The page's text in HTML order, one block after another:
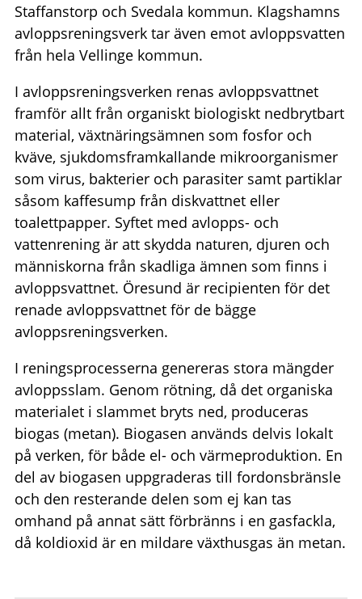
Staffanstorp och Svedala kommun. Klagshamns
avloppsreningsverk tar även emot avloppsvatten
från hela Vellinge kommun.
I avloppsreningsverken renas avloppsvattnet
framför allt från organiskt biologiskt nedbrytbart
material, växtnäringsämnen som fosfor och
kväve, sjukdomsframkallande mikroorganismer
som virus, bakterier och parasiter samt partiklar
såsom kaffesump från diskvattnet eller
toalettpapper. Syftet med avlopps- och
vattenrening är att skydda naturen, djuren och
människorna från skadliga ämnen som finns i
avloppsvattnet. Öresund är recipienten för det
renade avloppsvattnet för de bägge
avloppsreningsverken.
I reningsprocesserna genereras stora mängder
avloppsslam. Genom rötning, då det organiska
materialet i slammet bryts ned, produceras
biogas (metan). Biogasen används delvis lokalt
på verken, för både el- och värmeproduktion. En
del av biogasen uppgraderas till fordonsbränsle
och den resterande delen som ej kan tas
omhand på annat sätt förbränns i en gasfackla,
då koldioxid är en mildare växthusgas än metan.